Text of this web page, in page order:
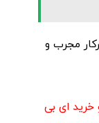
مجرب و
خرید ای بی